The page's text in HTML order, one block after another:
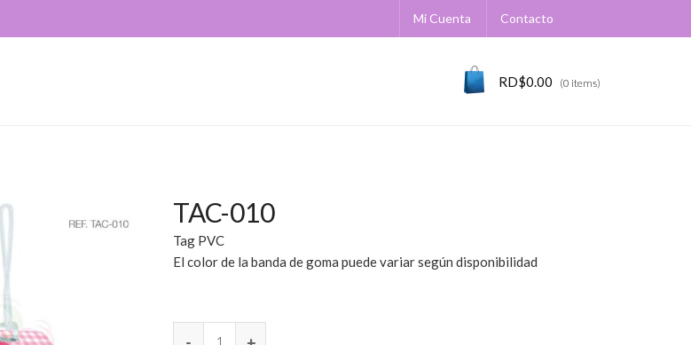
Mi Cuenta Contacto
RD$0.00 (0 items)
TAC-010
Tag PVC
El color de la banda de goma puede variar según disponibilidad